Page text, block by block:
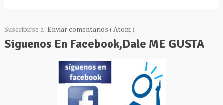
Suscribirse a: Enviar comentarios ( Atom )
Siguenos En Facebook,Dale ME GUSTA